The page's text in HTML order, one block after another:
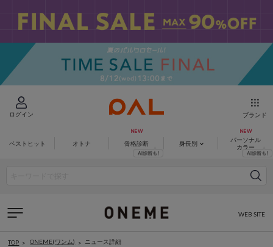
ログイン ブランド
ベストヒット オトナ 骨格診断 身長別
パーソナル
カラー
WEB SITE
TOP ONEME(ワンム) ニュース詳細